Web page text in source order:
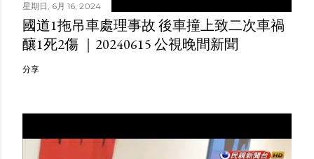
星期日, 6月 16, 2024
國道1拖吊車處理事故 後車撞上致二次車禍
釀1死2傷 ｜20240615 公視晚間新聞
分享